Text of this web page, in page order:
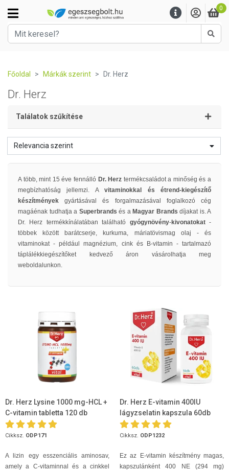
0
Főoldal Márkák szerint Dr. Herz
Dr. Herz
Találatok szűkítése
Relevancia szerint
A több, mint 15 éve fennálló Dr. Herz termékcsaládot a minőség és a
megbízhatóság jellemzi. Avitaminokkal és étrend-kiegészítő
készítmények gyártásával és forgalmazásával foglalkozó cég
magáénak tudhatja a Superbrands és a Magyar Brands díjakat is. A
Dr. Herz termékkínálatában található gyógynövény-kivonatokat-
többek között barátcserje, kurkuma, máriatövismag olaj -
és
vitaminokat - például magnézium, cink és B-vitamin - tartalmazó
táplálékkiegészítőket kedvező áron vásárolhatja meg
weboldalunkon.
Dr. Herz Lysine 1000 mg-HCL +
C-vitamin tabletta 120 db
Cikksz. ODP171
A lizin egy esszenciális aminosav,
amely a C-vitaminnal és a cinkkel
Dr. Herz E-vitamin 400IU
lágyzselatin kapszula 60db
Cikksz. ODP1232
Ez az E-vitamin készítmény magas,
kapszulánként 400 NE (294 mg)